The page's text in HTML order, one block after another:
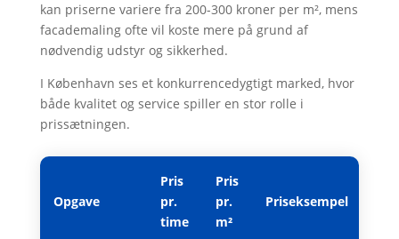
kan priserne variere fra 200-300 kroner per m², mens
facademaling ofte vil koste mere på grund af
nødvendig udstyr og sikkerhed.
I København ses et konkurrencedygtigt marked, hvor
både kvalitet og service spiller en stor rolle i
prissætningen.
Opgave
Pris
pr.
time
Pris
pr.
m²
Priseksempel